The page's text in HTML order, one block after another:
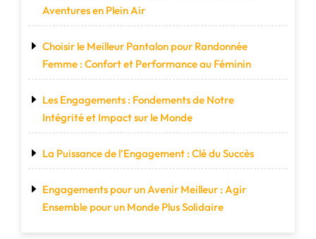
Aventures en Plein Air
Choisir le Meilleur Pantalon pour Randonnée
Femme : Confort et Performance au Féminin
Les Engagements : Fondements de Notre
Intégrité et Impact sur le Monde
La Puissance de l’Engagement : Clé du Succès
Engagements pour un Avenir Meilleur : Agir
Ensemble pour un Monde Plus Solidaire